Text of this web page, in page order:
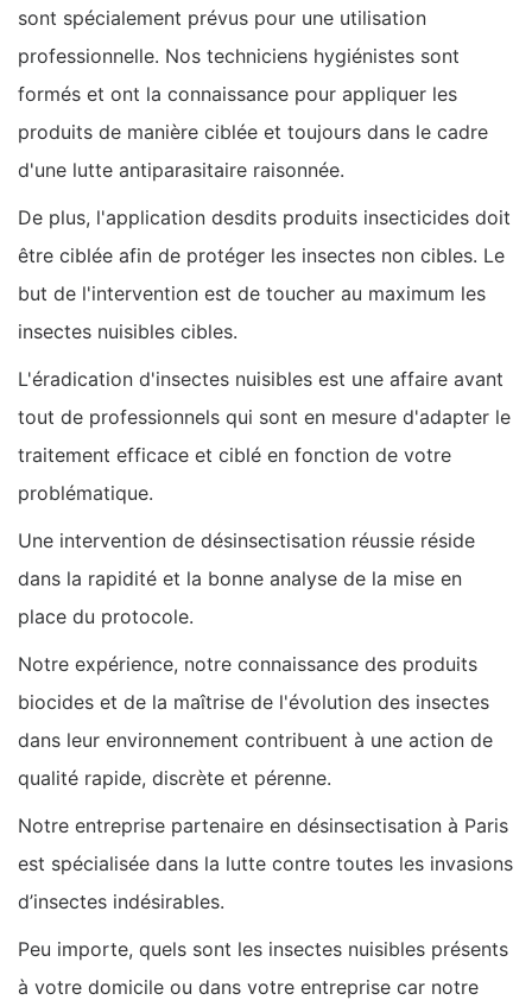
sont spécialement prévus pour une utilisation
professionnelle. Nos techniciens hygiénistes sont
formés et ont la connaissance pour appliquer les
produits de manière ciblée et toujours dans le cadre
d'une lutte antiparasitaire raisonnée.
De plus, l'application desdits produits insecticides doit
être ciblée afin de protéger les insectes non cibles. Le
but de l'intervention est de toucher au maximum les
insectes nuisibles cibles.
L'éradication d'insectes nuisibles est une affaire avant
tout de professionnels qui sont en mesure d'adapter le
traitement efficace et ciblé en fonction de votre
problématique.
Une intervention de désinsectisation réussie réside
dans la rapidité et la bonne analyse de la mise en
place du protocole.
Notre expérience, notre connaissance des produits
biocides et de la maîtrise de l'évolution des insectes
dans leur environnement contribuent à une action de
qualité rapide, discrète et pérenne.
Notre entreprise partenaire en désinsectisation à Paris
est spécialisée dans la lutte contre toutes les invasions
d’insectes indésirables.
Peu importe, quels sont les insectes nuisibles présents
à votre domicile ou dans votre entreprise car notre